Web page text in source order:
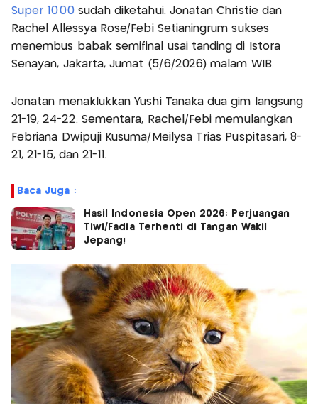
Super 1000sudah diketahui. Jonatan Christie dan
Rachel Allessya Rose/Febi Setianingrum sukses
menembus babak semifinal usai tanding di Istora
Senayan, Jakarta, Jumat (5/6/2026) malam WIB.
Jonatan menaklukkan Yushi Tanaka dua gim langsung
21-19, 24-22. Sementara, Rachel/Febi memulangkan
Febriana Dwipuji Kusuma/Meilysa Trias Puspitasari, 8-
21, 21-15, dan 21-11.
Baca Juga :
Hasil Indonesia Open 2026: Perjuangan
Tiwi/Fadia Terhenti di Tangan Wakil
Jepang!